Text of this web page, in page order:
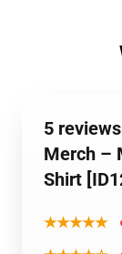
5
Merch –
Shirt
★★★★★